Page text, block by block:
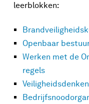
leerblokken:
Openbaar
Werken met de
regels
Veiligheidsdenken